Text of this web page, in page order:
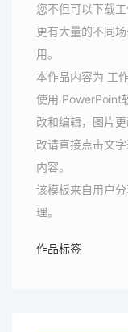
您不但可以下载
更有大量的不同
用。
本作品内容为 工
使用 PowerPoint
改和编辑，图片
改请直接点击文
内容。
该模板来自用户
理。
作品标签